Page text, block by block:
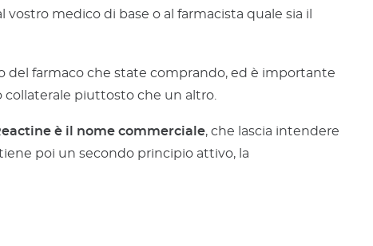
medico di base o al farmacista quale sia il
del farmaco che state comprando, ed è importante
piuttosto che un altro.
è il nome commerciale, che lascia intendere
poi un secondo principio attivo, la